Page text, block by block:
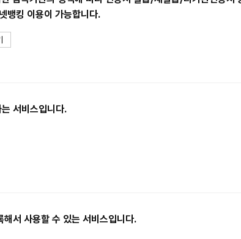
뱅킹 이용이 가능합니다.
서비스입니다.
서 사용할 수 있는 서비스입니다.